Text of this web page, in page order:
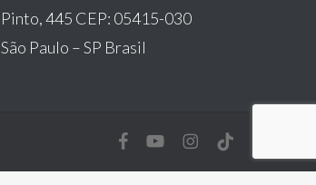
Pinto, 445 CEP: 05415-030
São Paulo – SP Brasil
facebookyoutubeinstagram
tiktok